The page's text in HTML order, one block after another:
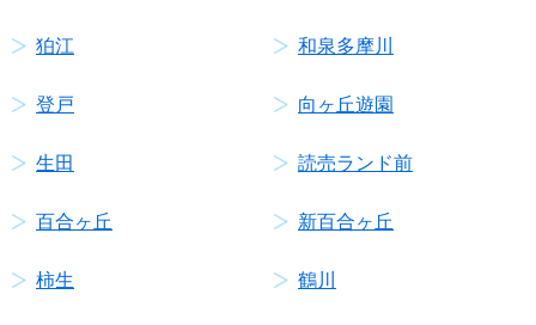
狛江 和泉多摩川
登戸 向ヶ丘遊園
生田 読売ランド前
百合ヶ丘 新百合ヶ丘
柿生 鶴川